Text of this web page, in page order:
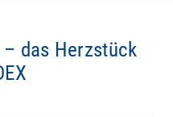
das Herzstück